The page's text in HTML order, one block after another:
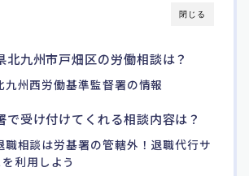
ート 閉じる
北九州市戸畑区の労働相談は？
州西労働基準監督署の情報
で受け付けてくれる相談内容は？
相談は労基署の管轄外！退職代行サ
利用しよう